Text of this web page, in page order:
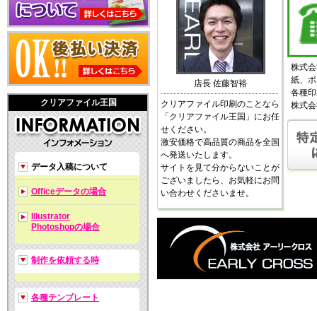
クリアファイル王国
データ入稿について
Officeデータの場合
Illustrator
Photoshopの場合
制作を依頼する時
各種テンプレート
店長 佐藤智裕
クリアファイル印刷のことなら
「クリアファイル王国」にお任
せください。
激安価格で高品質の商品を全国
へ発送いたします。
サイトを見て分からないことが
ございましたら、お気軽にお問
い合わせくださいませ。
株式
紙、
各種
株式